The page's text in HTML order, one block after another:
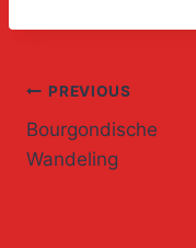
Post
navigation
PREVIOUS
Bourgondische
Wandeling